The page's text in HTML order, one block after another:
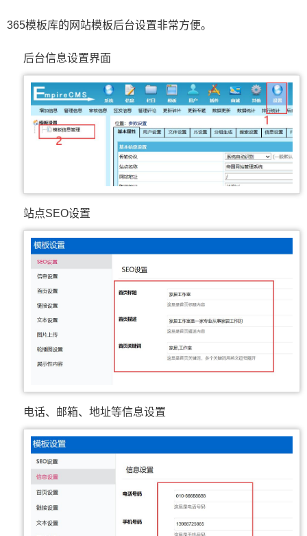
365模板库的网站模板后台设置非常方便。
后台信息设置界面
站点SEO设置
电话、邮箱、地址等信息设置